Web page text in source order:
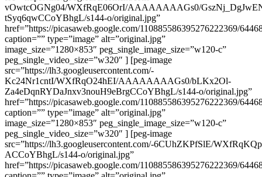
vOwtcOGNg04/WXfRqE06OrI/AAAAAAAAGs0/
tSyq6qwCCoYBhgL/s144-o/original.jpg”
href=”https://picasaweb.google.com/110885586395276222369/
caption=”” type=”image” alt=”original.jpg”
image_size=”1280×853″ peg_single_image_size=”w120-c”
peg_single_video_size=”w320″ ] [peg-image
src=”https://lh3.googleusercontent.com/-
Kc24Nr1cntI/WXfRqO24hEI/AAAAAAAAGs0/bLKx2Ol-
Za4eDqnRYDaJnxv3nouH9eBrgCCoYBhgL/s144-o/original.jpg”
href=”https://picasaweb.google.com/110885586395276222369/
caption=”” type=”image” alt=”original.jpg”
image_size=”1280×853″ peg_single_image_size=”w120-c”
peg_single_video_size=”w320″ ] [peg-image
src=”https://lh3.googleusercontent.com/-6CUhZKPfSlE/
ACCoYBhgL/s144-o/original.jpg”
href=”https://picasaweb.google.com/110885586395276222369/